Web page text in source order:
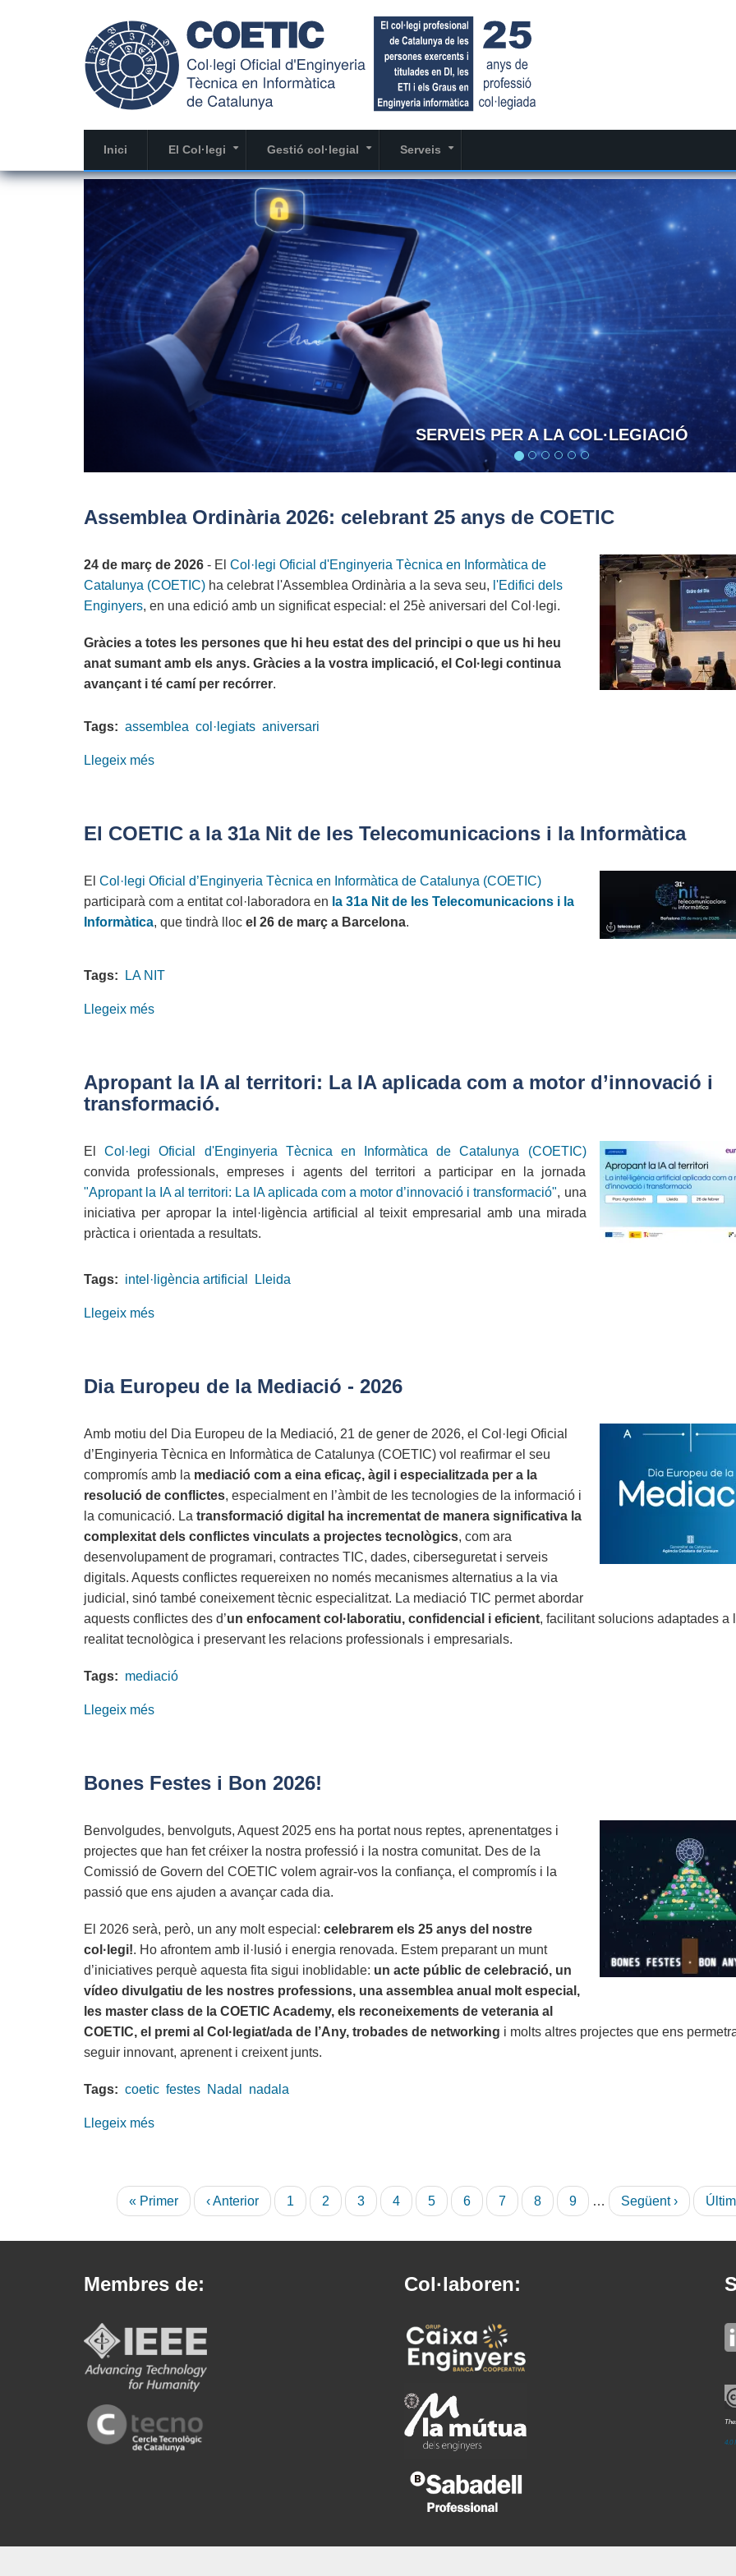
Inici El Col·legi Gestió col·legial Serveis
CONFIANÇA I
Assemblea Ordinària 2026: celebrant 25 anys de COETIC
24 de març de 2026 - El Col·legi Oficial d'Enginyeria Tècnica en Informàtica de
Catalunya (COETIC) ha celebrat l'Assemblea Ordinària a la seva seu, l'Edifici dels
Enginyers, en una edició amb un significat especial: el 25è aniversari del Col·legi.
Gràcies a totes les persones que hi heu estat des del principi o que us hi heu
anat sumant amb els anys. Gràcies a la vostra implicació, el Col·legi continua
avançant i té camí per recórrer.
Tags: assemblea col·legiats aniversari
Llegeix més
celebrant
anys
de
COETIC
El COETIC a la 31a Nit de les Telecomunicacions i la Informàtica
El Col·legi Oficial d’Enginyeria Tècnica en Informàtica de Catalunya (COETIC)
participarà com a entitat col·laboradora en la 31a Nit de les Telecomunicacions i la
Informàtica, que tindrà lloc el 26 de març a Barcelona.
Tags: LA NIT
Llegeix més
la
31a
de
les
Telecomunicacions
i
la
Apropant la IA al territori: La IA aplicada com a motor d’innovació i
transformació.
ElCol·legi Oficial d'Enginyeria Tècnica en Informàtica de Catalunya (COETIC)
convida professionals, empreses i agents del territori a participar en la jornada
"Apropant la IA al territori: La IA aplicada com a motor d’innovació i transformació", una
iniciativa per apropar la intel·ligència artificial al teixit empresarial amb una mirada
pràctica i orientada a resultats.
Tags: intel·ligència artificial Lleida
Llegeix més
al
La
IA
aplicada
com
a
motor
d’innovació
i
transformació.
Dia Europeu de la Mediació - 2026
Amb motiu del Dia Europeu de la Mediació, 21 de gener de 2026, el Col·legi Oficial
d’Enginyeria Tècnica en Informàtica de Catalunya (COETIC) vol reafirmar el seu
compromís amb la mediació com a eina eficaç, àgil i especialitzada per a la
resolució de conflictes, especialment en l’àmbit de les tecnologies de la informació i
la comunicació. La transformació digital ha incrementat de manera significativa la
complexitat dels conflictes vinculats a projectes tecnològics, com ara
desenvolupament de programari, contractes TIC, dades, ciberseguretat i serveis
digitals. Aquests conflictes requereixen no només mecanismes alternatius a la via
judicial, sinó també coneixement tècnic especialitzat. La mediació TIC permet abordar
aquests conflictes des d’un enfocament col·laboratiu, confidencial i eficient, facilitant solucions adaptades a
realitat tecnològica i preservant les relacions professionals i empresarials.
Tags: mediació
Llegeix més
la
-
2026
Bones Festes i Bon 2026!
Benvolgudes, benvolguts, Aquest 2025 ens ha portat nous reptes, aprenentatges i
projectes que han fet créixer la nostra professió i la nostra comunitat. Des de la
Comissió de Govern del COETIC volem agrair-vos la confiança, el compromís i la
passió que ens ajuden a avançar cada dia.
El 2026 serà, però, un any molt especial: celebrarem els 25 anys del nostre
col·legi!. Ho afrontem amb il·lusió i energia renovada. Estem preparant un munt
d’iniciatives perquè aquesta fita sigui inoblidable: un acte públic de celebració, un
vídeo divulgatiu de les nostres professions, una assemblea anual molt especial,
les master class de la COETIC Academy, els reconeixements de veterania al
COETIC, el premi al Col·legiat/ada de l’Any, trobades de networking i molts altres projectes que ens
seguir innovant, aprenent i creixent junts.
Tags: coetic festes Nadal nadala
Llegeix més
i
Bon
PaginacióPrimera
« Primer
Pàgina
‹ Anterior Pàgina
1 Pàgina
2
Pàgina
3 Pàgina
4 Pàgina
5 Pàgina
6 Pàgina
7 Pàgina
8 Pàgina
9 …
Pàgina
Següent ›
Membres de: Col·laboren:
4.0